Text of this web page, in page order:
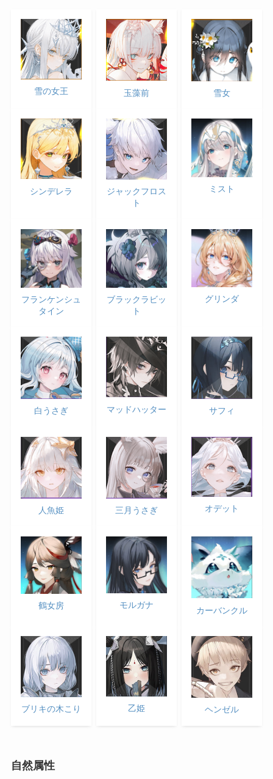
雪の女王 玉藻前 雪女
シンデレラ
ジャックフロス
ト
ミスト
フランケンシュ
タイン
ブラックラビッ
ト
グリンダ
白うさぎ マッドハッター サフィ
人魚姫 三月うさぎ オデット
鶴女房 モルガナ
カーバンクル
ブリキの木こり 乙姫 ヘンゼル
自然属性